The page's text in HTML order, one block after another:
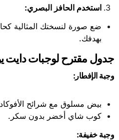
استخدم الحافز البصري:
ضع صورة لنسختك المثالية
بهدفك.
جدول مقترح لوجبات دايت
وجبة الإفطار :
بيض مسلوق مع شرائح
كوب شاي أخضر بدون سكر.
وجبة خفيفة: